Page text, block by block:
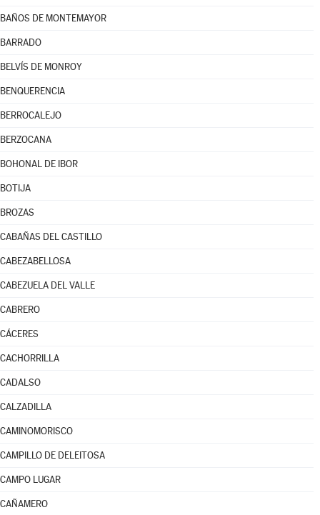
BAÑOS DE MONTEMAYOR
BARRADO
BELVÍS DE MONROY
BENQUERENCIA
BERROCALEJO
BERZOCANA
BOHONAL DE IBOR
BOTIJA
BROZAS
CABAÑAS DEL CASTILLO
CABEZABELLOSA
CABEZUELA DEL VALLE
CABRERO
CÁCERES
CACHORRILLA
CADALSO
CALZADILLA
CAMINOMORISCO
CAMPILLO DE DELEITOSA
CAMPO LUGAR
CAÑAMERO